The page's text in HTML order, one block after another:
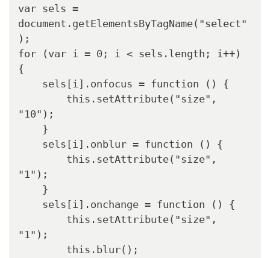
var sels =
document.getElementsByTagName("select"
);
for (var i = 0; i < sels.length; i++)
{
"10");
"1");
"1");